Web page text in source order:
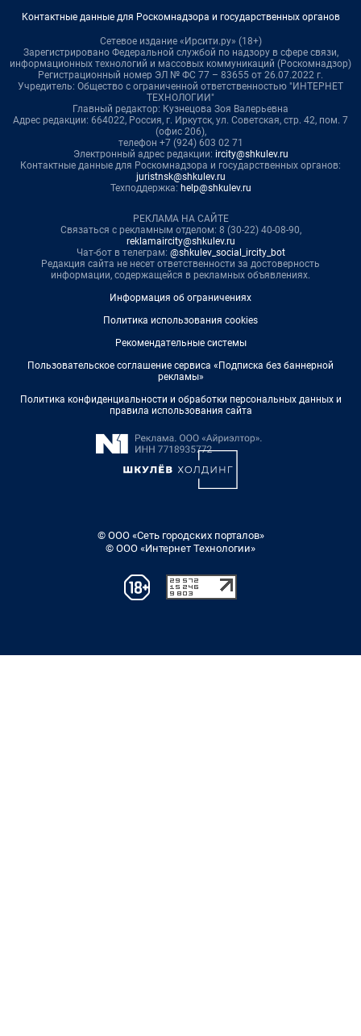
Контактные данные для Роскомнадзора и государственных органов
Сетевое издание «Ирсити.ру» (18+)
Зарегистрировано Федеральной службой по надзору в сфере связи,
информационных технологий и массовых коммуникаций (Роскомнадзор)
Регистрационный номер ЭЛ № ФС 77 – 83655 от 26.07.2022 г.
Учредитель: Общество с ограниченной ответственностью "ИНТЕРНЕТ
ТЕХНОЛОГИИ"
Главный редактор: Кузнецова Зоя Валерьевна
Адрес редакции: 664022, Россия, г. Иркутск, ул. Советская, стр. 42, пом. 7
(офис 206),
телефон +7 (924) 603 02 71
Электронный адрес редакции: ircity@shkulev.ru
Контактные данные для Роскомнадзора и государственных органов:
juristnsk@shkulev.ru
Техподдержка: help@shkulev.ru
РЕКЛАМА НА САЙТЕ
Связаться с рекламным отделом: 8 (30-22) 40-08-90,
reklamaircity@shkulev.ru
Чат-бот в телеграм: @shkulev_social_ircity_bot
Редакция сайта не несет ответственности за достоверность
информации, содержащейся в рекламных объявлениях.
Информация об ограничениях
Политика использования cookies
Рекомендательные системы
Пользовательское соглашение сервиса «Подписка без баннерной
рекламы»
Политика конфиденциальности и обработки персональных данных и
правила использования сайта
© ООО «Сеть городских порталов»
© ООО «Интернет Технологии»